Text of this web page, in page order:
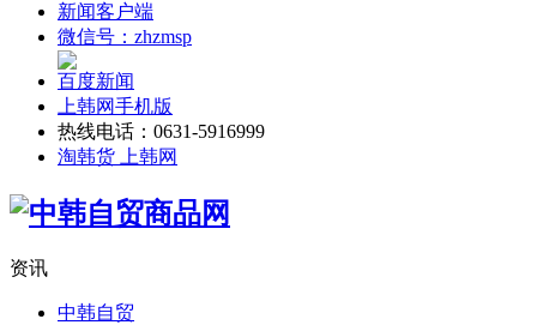
新闻客户端
微信号：zhzmsp
百度新闻
上韩网手机版
热线电话：0631-5916999
淘韩货 上韩网
资讯
中韩自贸